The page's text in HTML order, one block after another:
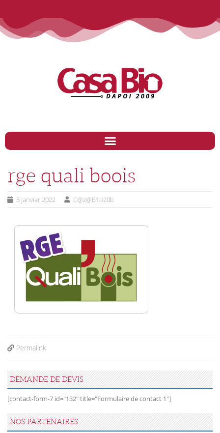
rge quali boois
3 janvier 2022 C@z@B1o20b
Permalink
DEMANDE DE DEVIS
[contact-form-7 id="132" title="Formulaire de contact 1"]
NOS PARTENAIRES